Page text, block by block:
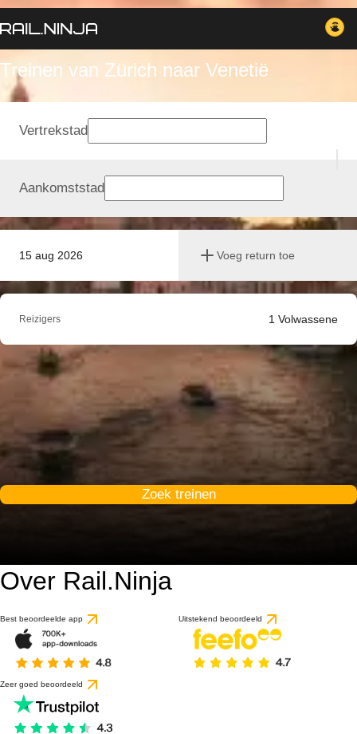
Treinen van Zürich naar Venetië
15 aug 2026 Voeg return toe
Vertrekstad
Aankomststad
Reizigers 1 Volwassene
Zoek treinen
Over Rail.Ninja
Best beoordeelde app Uitstekend beoordeeld
Zeer goed beoordeeld